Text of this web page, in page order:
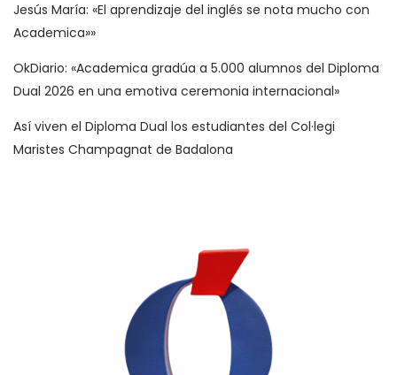
Jesús María: «El aprendizaje del inglés se nota mucho con
Academica»»
OkDiario: «Academica gradúa a 5.000 alumnos del Diploma
Dual 2026 en una emotiva ceremonia internacional»
Así viven el Diploma Dual los estudiantes del Col·legi
Maristes Champagnat de Badalona